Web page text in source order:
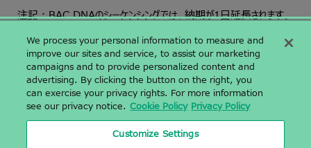
注記：BAC DNAのシーケンシングでは、納期が1日延長されます。
〒142-0043 東京都品川区二葉二丁目9番15号 NFパークビルディング
4階
NF Park Building 4F, 2-9-15, Futaba, Shinagawa-ku, Tokyo,
Japan 1420043
03-6628-2950| 03-6628-2951
We process your personal information to measure and
improve our sites and service, to assist our marketing
campaigns and to provide personalized content and
advertising. By clicking the button on the right, you
can exercise your privacy rights. For more information
see our privacy notice. Cookie Policy Privacy Policy
Customize Settings